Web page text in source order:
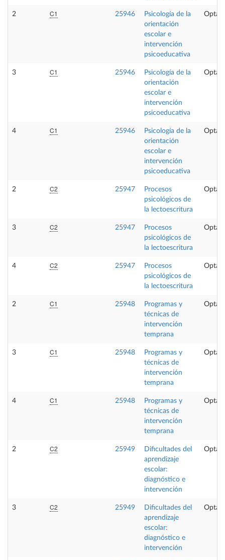
2 C1 25946
Psicología de la
orientación
escolar e
intervención
psicoeducativa
3 C1 25946
Psicología de la
orientación
escolar e
intervención
psicoeducativa
4 C1 25946
Psicología de la
orientación
escolar e
intervención
psicoeducativa
2 C2 25947
Procesos
psicológicos de
la lectoescritura
3 C2 25947
Procesos
psicológicos de
la lectoescritura
4 C2 25947
Procesos
psicológicos de
la lectoescritura
2 C1 25948
Programas y
técnicas de
intervención
temprana
3 C1 25948
Programas y
técnicas de
intervención
temprana
4 C1 25948
Programas y
técnicas de
intervención
temprana
2 C2 25949
Dificultades del
aprendizaje
escolar:
diagnóstico e
intervención
3 C2 25949
Dificultades del
aprendizaje
escolar:
diagnóstico e
intervención